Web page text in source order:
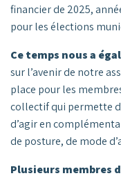
financier de 2025,
pour les élections
Ce temps nous a
sur l’avenir de notre
place pour les
collectif qui permette
d’agir en
de posture, de mode
Plusieurs membres